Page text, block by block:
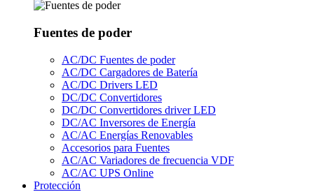
Fuentes de poder
AC/DC Fuentes de poder
AC/DC Cargadores de Batería
AC/DC Drivers LED
DC/DC Convertidores
DC/DC Convertidores driver LED
DC/AC Inversores de Energía
AC/AC Energías Renovables
Accesorios para Fuentes
AC/AC Variadores de frecuencia VDF
AC/AC UPS Online
Protección